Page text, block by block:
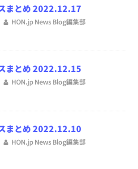
まとめ 2022.12.17
HON.jp News Blog編集部
まとめ 2022.12.15
HON.jp News Blog編集部
まとめ 2022.12.10
HON.jp News Blog編集部